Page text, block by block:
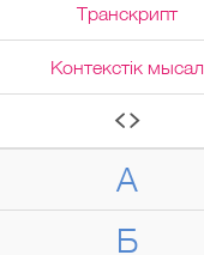
А
Б
Транскрипт
Контекстік мысал